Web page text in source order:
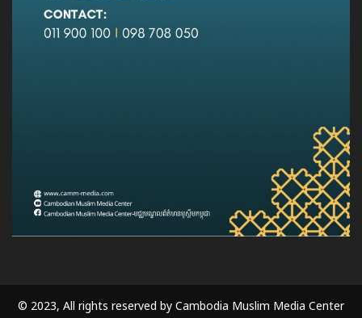
© 2023, All rights reserved by Cambodia Muslim Media Center